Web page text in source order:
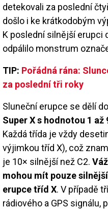
detekovali za poslední
došlo i ke krátkodobým
K poslední silnější erupci
odpálilo monstrum
TIP: Pořádná rána:
za poslední tři roky
Sluneční erupce se dělí do
Super X s hodnotou 1 až
Každá třída je vždy
výjimkou tříd X), což
je 10× silnější než C2.
mohou mít pouze
erupce tříd X. V případě
rádiového a GPS signálu,